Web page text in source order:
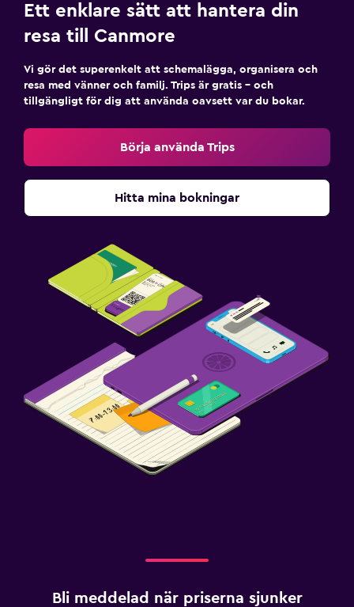
Tennis
Trädgård
Ett enklare sätt att hantera din
resa till Canmore
Vi gör det superenkelt att schemalägga, organisera och
resa med vänner och familj. Trips är gratis – och
tillgängligt för dig att använda oavsett var du bokar.
Börja använda Trips
Hitta mina bokningar
Bli meddelad när priserna sjunker